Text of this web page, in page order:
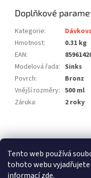
Tento web používá
tohoto webu vyjadřujete
informacízde.
Doplňkové
Kategorie:
Hmotnost:
0.31 kg
EAN:
Modelová řada: Sinks
Povrch:
Bronz
Vnější rozměry: 500 ml
Záruka: 2 roky
á